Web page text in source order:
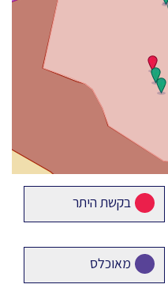
בקשת היתר
מאוכלס